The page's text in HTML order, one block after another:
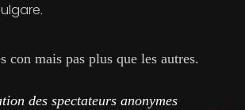
con mais pas plus que les autres.
des spectateurs anonymes